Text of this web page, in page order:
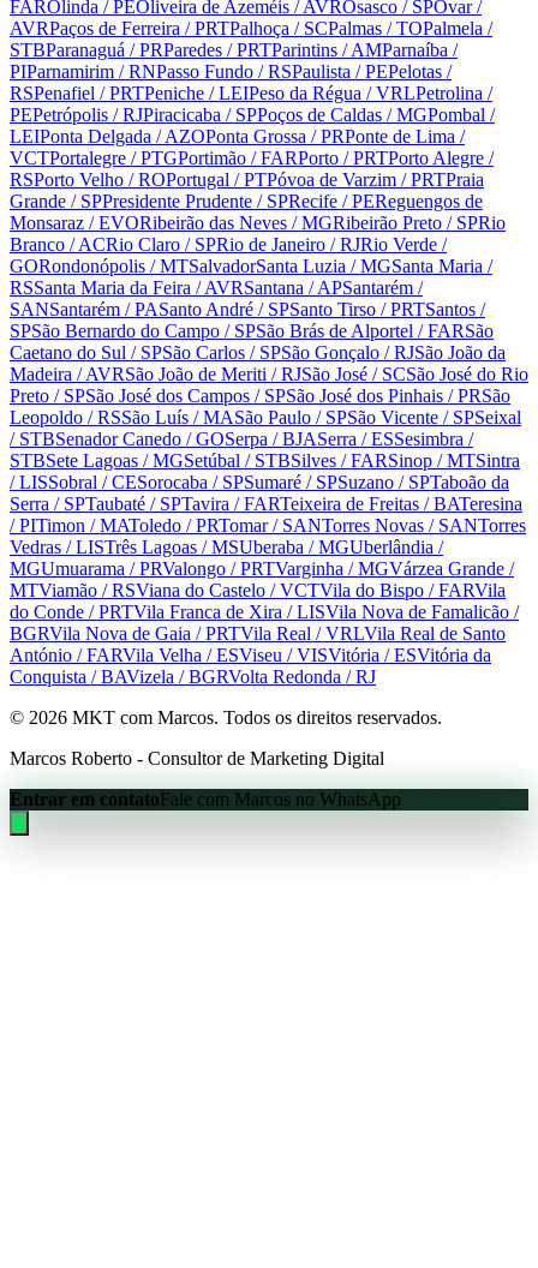
FAROlinda / PEOliveira de Azeméis / AVROsasco / SPOvar/
AVRPaços de Ferreira / PRTPalhoça / SCPalmas / TOPalmela /
STBParanaguá / PRParedes / PRTParintins / AMParnaíba /
PIParnamirim / RNPasso Fundo / RSPaulista / PEPelotas /
RSPenafiel / PRTPeniche / LEIPeso da Régua / VRLPetrolina /
PEPetrópolis / RJPiracicaba / SPPoços de Caldas / MGPombal /
LEIPonta Delgada / AZOPonta Grossa / PRPonte de Lima /
VCTPortalegre / PTGPortimão / FARPorto / PRTPorto Alegre /
RSPorto Velho / ROPortugal / PTPóvoa de Varzim / PRTPraia
Grande / SPPresidente Prudente / SPRecife / PEReguengos de
Monsaraz / EVORibeirão das Neves / MGRibeirão Preto / SPRio
Branco / ACRio Claro / SPRio de Janeiro / RJRio Verde /
GORondonópolis / MTSalvadorSanta Luzia / MGSanta Maria /
RSSanta Maria da Feira / AVRSantana / APSantarém /
SANSantarém / PASanto André / SPSanto Tirso / PRTSantos /
SPSão Bernardo do Campo / SPSão Brás de Alportel / FARSão
Caetano do Sul / SPSão Carlos / SPSão Gonçalo / RJSão João da
Madeira / AVRSão João de Meriti / RJSão José / SCSão José do Rio
Preto / SPSão José dos Campos / SPSão José dos Pinhais / PRSão
Leopoldo / RSSão Luís / MASão Paulo / SPSão Vicente / SPSeixal
/ STBSenador Canedo / GOSerpa / BJASerra / ESSesimbra /
STBSete Lagoas / MGSetúbal / STBSilves / FARSinop / MTSintra
/ LISSobral / CESorocaba / SPSumaré / SPSuzano / SPTaboão da
Serra / SPTaubaté / SPTavira / FARTeixeira de Freitas / BATeresina
/ PITimon / MAToledo / PRTomar/ SANTorres Novas / SANTorres
Vedras / LISTrês Lagoas / MSUberaba / MGUberlândia /
MGUmuarama / PRValongo / PRTVarginha / MGVárzea Grande /
MTViamão / RSViana do Castelo / VCTVila do Bispo / FARVila
do Conde / PRTVila Franca de Xira / LISVila Nova de Famalicão /
BGRVila Nova de Gaia / PRTVila Real / VRLVila Real de Santo
António / FARVila Velha / ESViseu / VISVitória / ESVitória da
Conquista / BAVizela / BGRVolta Redonda / RJ
© 2026 MKT com Marcos. Todos os direitos reservados.
Marcos Roberto - Consultor de Marketing Digital
Entrar em contatoFale com Marcos no WhatsApp